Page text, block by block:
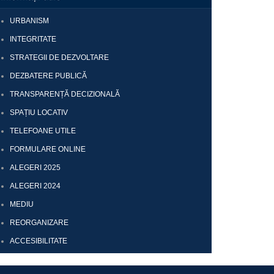
URBANISM
INTEGRITATE
STRATEGII DE DEZVOLTARE
DEZBATERE PUBLICĂ
TRANSPARENȚĂ DECIZIONALĂ
SPAȚIU LOCATIV
TELEFOANE UTILE
FORMULARE ONLINE
ALEGERI 2025
ALEGERI 2024
MEDIU
REORGANIZARE
ACCESIBILITATE